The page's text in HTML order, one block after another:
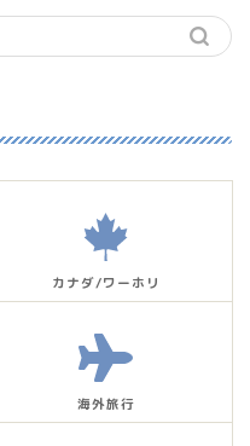
カナダ/ワーホリ
海外旅行